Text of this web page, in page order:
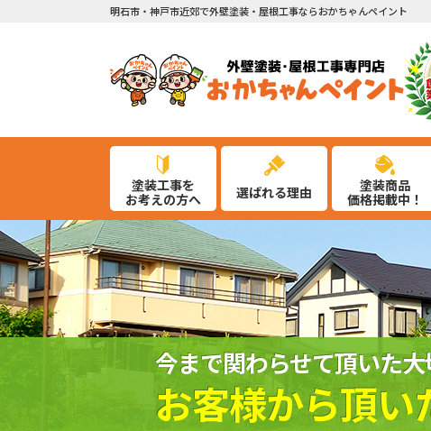
明石市・神戸市近郊で外壁塗装・屋根工事ならおかちゃんペイント
塗装工事を
お考えの方へ
選ばれる理由
塗装商品
価格掲載中！
今まで関わらせて頂いた
お客様から頂い